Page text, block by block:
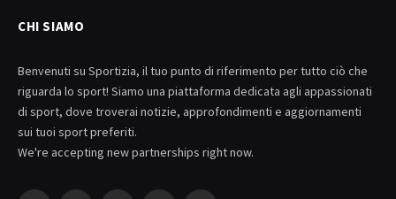
CHI SIAMO
Benvenuti su Sportizia, il tuo punto di riferimento per tutto ciò che
riguarda lo sport! Siamo una piattaforma dedicata agli appassionati
di sport, dove troverai notizie, approfondimenti e aggiornamenti
sui tuoi sport preferiti.
We're accepting new partnerships right now.